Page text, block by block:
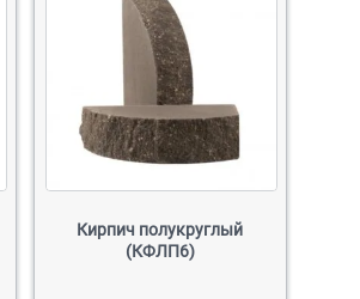
Кирпич полукруглый
(КФЛП6)